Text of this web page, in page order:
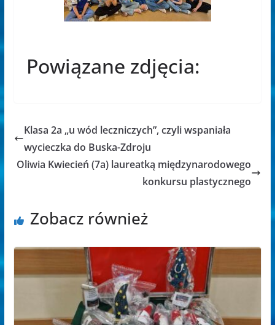
Powiązane zdjęcia:
Klasa 2a „u wód leczniczych”, czyli wspaniała
wycieczka do Buska-Zdroju
Oliwia Kwiecień (7a) laureatką międzynarodowego
konkursu plastycznego
Zobacz również